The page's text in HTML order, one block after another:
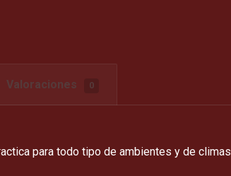
Valoraciones 0
para todo tipo de ambientes y de climas